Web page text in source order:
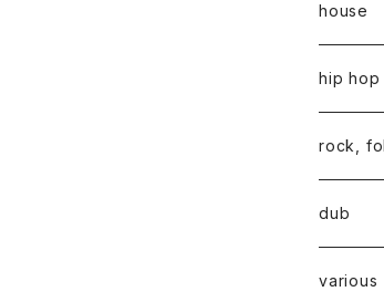
house
hip hop
rock,
dub
various